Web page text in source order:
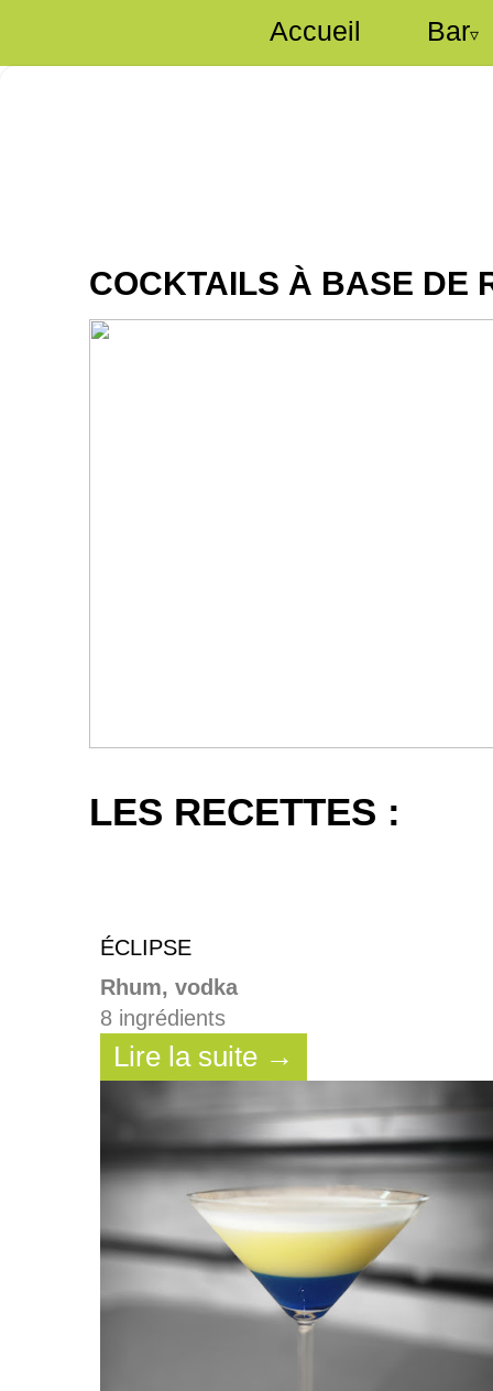
Accueil Bar▿
COCKTAILS À BASE DE
LES RECETTES :
ÉCLIPSE
Rhum, vodka
8 ingrédients
Lire la suite →